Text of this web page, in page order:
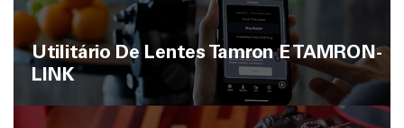
Utilitário De Lentes Tamron E TAMRON-
LINK